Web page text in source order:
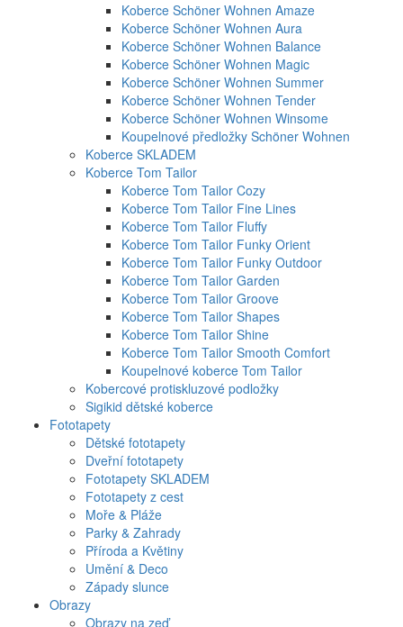
Koberce Schöner Wohnen Amaze
Koberce Schöner Wohnen Aura
Koberce Schöner Wohnen Balance
Koberce Schöner Wohnen Magic
Koberce Schöner Wohnen Summer
Koberce Schöner Wohnen Tender
Koberce Schöner Wohnen Winsome
Koupelnové předložky Schöner Wohnen
Koberce SKLADEM
Koberce Tom Tailor
Koberce Tom Tailor Cozy
Koberce Tom Tailor Fine Lines
Koberce Tom Tailor Fluffy
Koberce Tom Tailor Funky Orient
Koberce Tom Tailor Funky Outdoor
Koberce Tom Tailor Garden
Koberce Tom Tailor Groove
Koberce Tom Tailor Shapes
Koberce Tom Tailor Shine
Koberce Tom Tailor Smooth Comfort
Koupelnové koberce Tom Tailor
Kobercové protiskluzové podložky
Sigikid dětské koberce
Fototapety
Dětské fototapety
Dveřní fototapety
Fototapety SKLADEM
Fototapety z cest
Moře & Pláže
Parky & Zahrady
Příroda a Květiny
Umění & Deco
Západy slunce
Obrazy
Obrazy na zeď